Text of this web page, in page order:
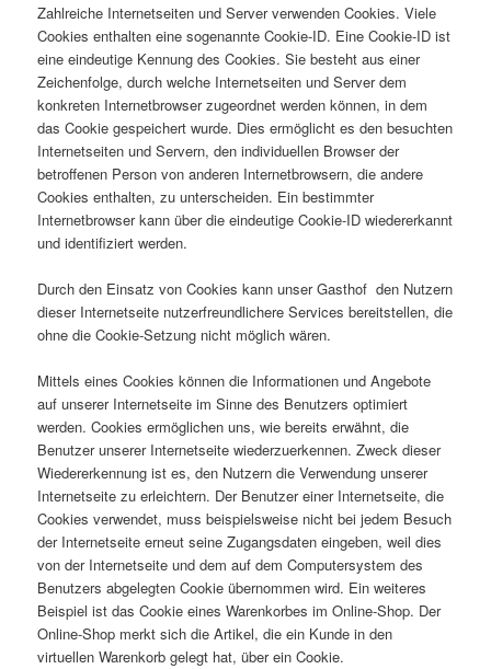
Zahlreiche Internetseiten und Server verwenden Cookies. Viele
Cookies enthalten eine sogenannte Cookie-ID. Eine Cookie-ID ist
eine eindeutige Kennung des Cookies. Sie besteht aus einer
Zeichenfolge, durch welche Internetseiten und Server dem
konkreten Internetbrowser zugeordnet werden können, in dem
das Cookie gespeichert wurde. Dies ermöglicht es den besuchten
Internetseiten und Servern, den individuellen Browser der
betroffenen Person von anderen Internetbrowsern, die andere
Cookies enthalten, zu unterscheiden. Ein bestimmter
Internetbrowser kann über die eindeutige Cookie-ID wiedererkannt
und identifiziert werden.
Durch den Einsatz von Cookies kann unser Gasthof den Nutzern
dieser Internetseite nutzerfreundlichere Services bereitstellen, die
ohne die Cookie-Setzung nicht möglich wären.
Mittels eines Cookies können die Informationen und Angebote
auf unserer Internetseite im Sinne des Benutzers optimiert
werden. Cookies ermöglichen uns, wie bereits erwähnt, die
Benutzer unserer Internetseite wiederzuerkennen. Zweck dieser
Wiedererkennung ist es, den Nutzern die Verwendung unserer
Internetseite zu erleichtern. Der Benutzer einer Internetseite, die
Cookies verwendet, muss beispielsweise nicht bei jedem Besuch
der Internetseite erneut seine Zugangsdaten eingeben, weil dies
von der Internetseite und dem auf dem Computersystem des
Benutzers abgelegten Cookie übernommen wird. Ein weiteres
Beispiel ist das Cookie eines Warenkorbes im Online-Shop. Der
Online-Shop merkt sich die Artikel, die ein Kunde in den
virtuellen Warenkorb gelegt hat, über ein Cookie.